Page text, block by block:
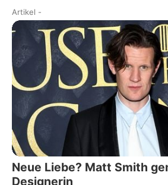
Artikel -
Neue Liebe? Matt Smith
Designerin